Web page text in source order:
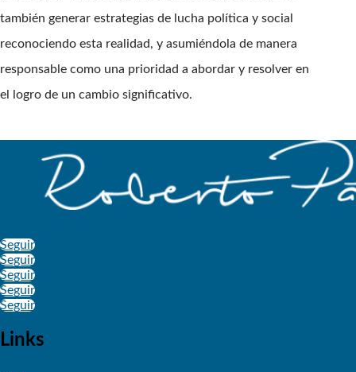
también generar estrategias de lucha política y social
reconociendo esta realidad, y asumiéndola de manera
responsable como una prioridad a abordar y resolver en
el logro de un cambio significativo.
Seguir
Seguir
Seguir
Seguir
Seguir
Links